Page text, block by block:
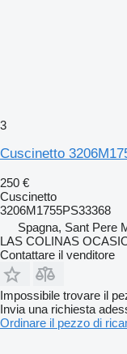
3
Cuscinetto
250 €
Cuscinetto
3206M1755PS33368
Spagna, Sant Pere
LAS COLINAS
Contattare il venditore
Impossibile trovare il
Invia una richiesta
Ordinare il pezzo di